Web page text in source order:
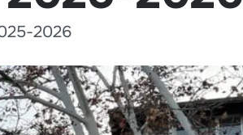
2026